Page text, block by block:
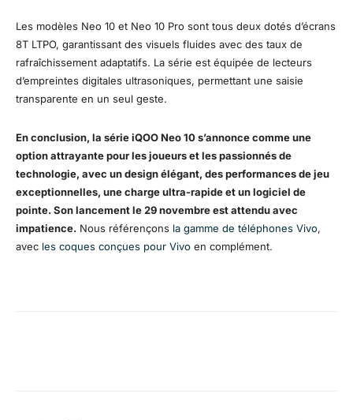
Les modèles Neo 10 et Neo 10 Pro sont tous deux dotés d’écrans
8T LTPO, garantissant des visuels fluides avec des taux de
rafraîchissement adaptatifs. La série est équipée de lecteurs
d’empreintes digitales ultrasoniques, permettant une saisie
transparente en un seul geste.
En conclusion, la série iQOO Neo 10 s’annonce comme une
option attrayante pour les joueurs et les passionnés de
technologie, avec un design élégant, des performances de jeu
exceptionnelles, une charge ultra-rapide et un logiciel de
pointe. Son lancement le 29 novembre est attendu avec
impatience. Nous référençons la gamme de téléphones Vivo,
avec les coques conçues pour Vivo en complément.